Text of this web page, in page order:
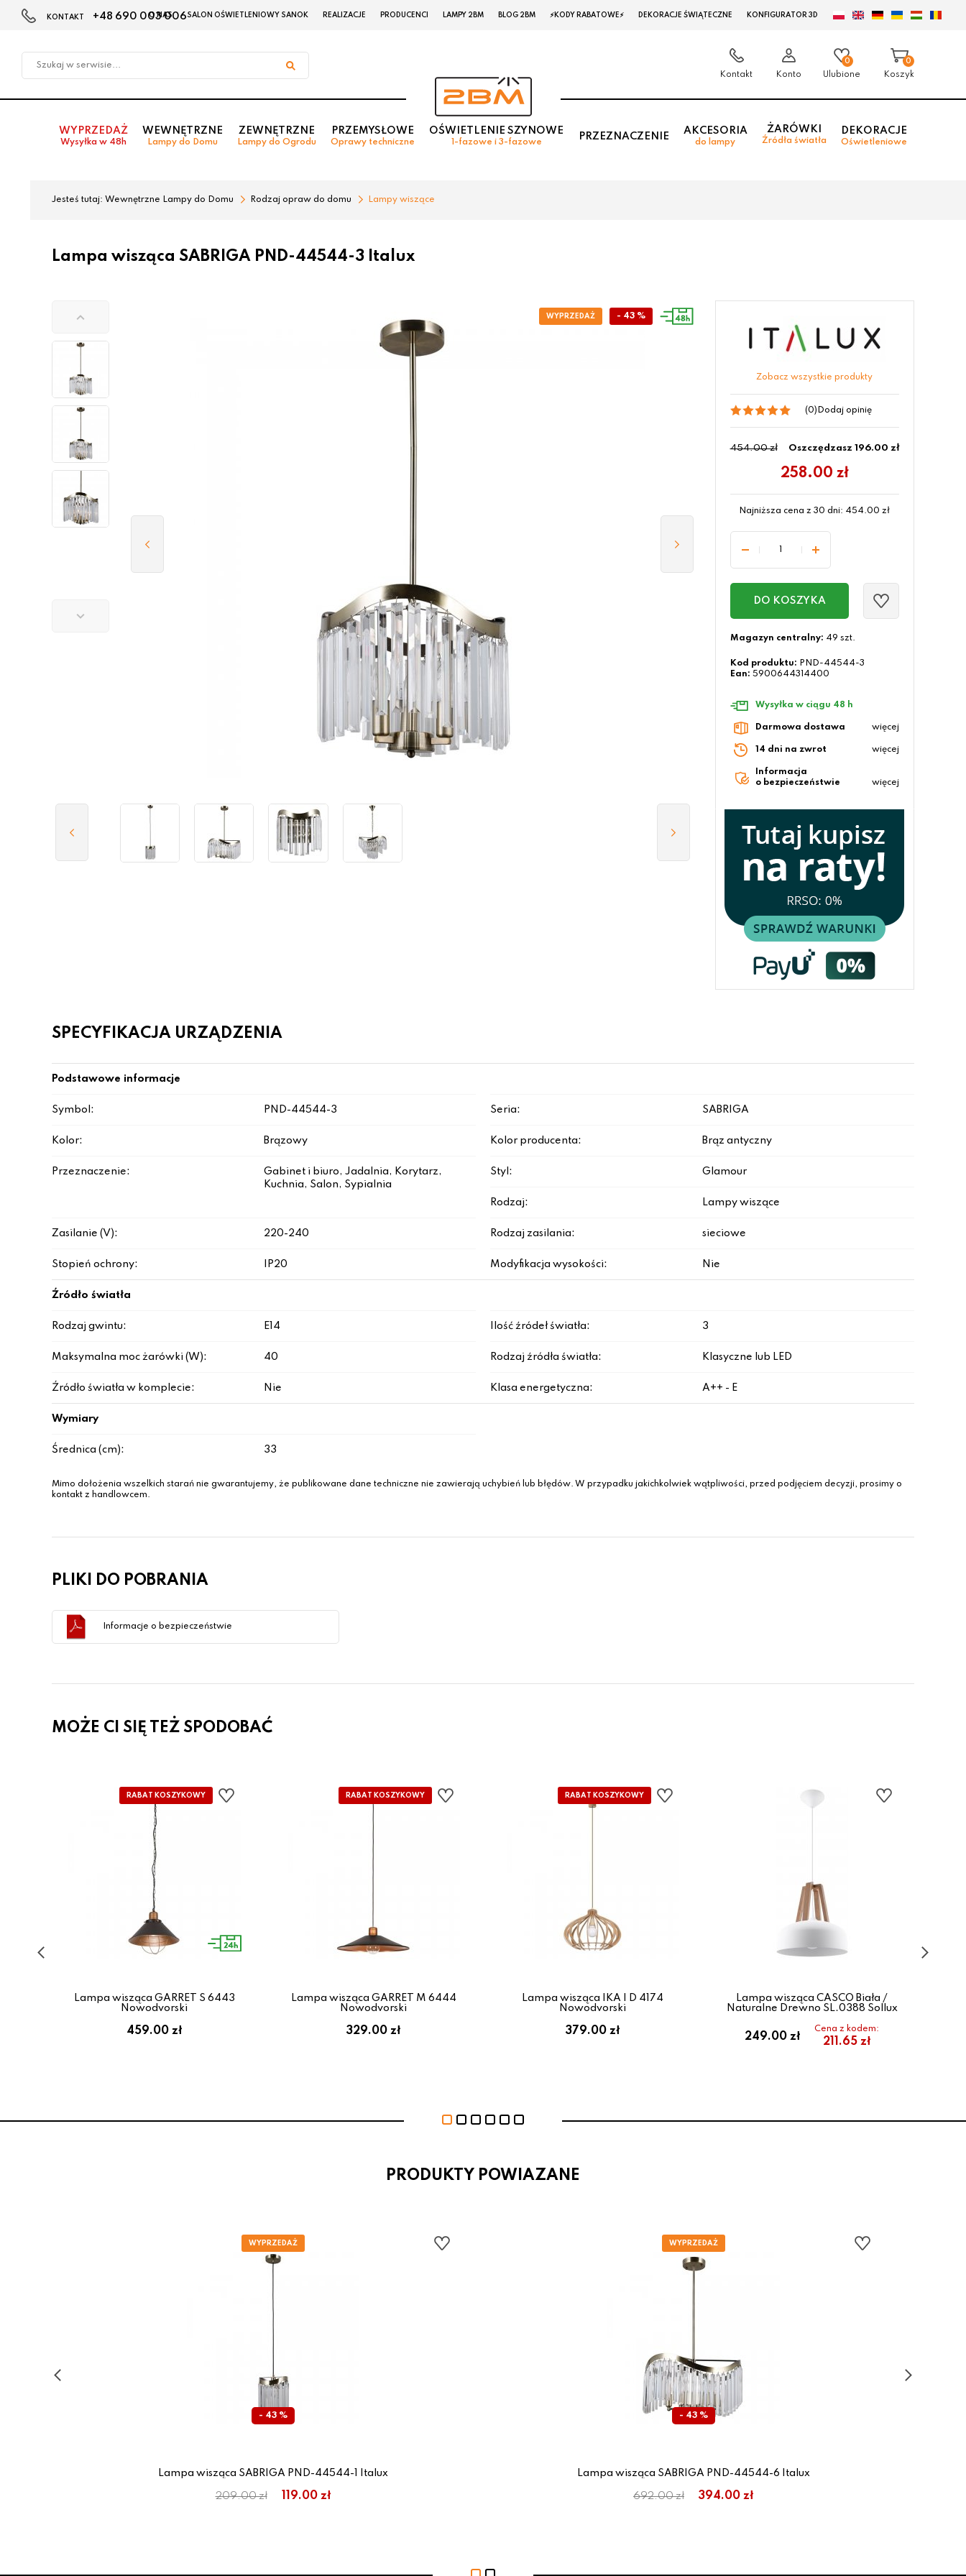
w
KONTAKT +48 690 003 006
O NAS SALON OŚWIETLENIOWY SANOK REALIZACJE PRODUCENCI LAMPY 2BM BLOG 2BM ⚡KODY RABATOWE⚡ DEKORACJE ŚWIĄTECZNE KONFIGURATOR 3D
Kontakt Konto
0
Ulubione
0
Koszyk
WYPRZEDAŻ
Wysyłka w 48h
WEWNĘTRZNE
Lampy do Domu
ZEWNĘTRZNE
Lampy do Ogrodu
PRZEMYSŁOWE
Oprawy techniczne
OŚWIETLENIE SZYNOWE
1-fazowe i 3-fazowe
PRZEZNACZENIE
AKCESORIA
do lampy
ŻARÓWKI
Źródła światła
DEKORACJE
Oświetleniowe
Jesteś tutaj: Wewnętrzne Lampy do Domu Rodzaj opraw do domu Lampy wiszące
Lampa wisząca SABRIGA PND-44544-3 Italux
- 43 %
Zobacz wszystkie produkty
(0) Dodaj opinię
454.00 zł Oszczędzasz 196.00 zł
258.00 zł
Najniższa cena z 30 dni: 454.00 zł
DO KOSZYKA
Magazyn centralny: 49 szt.
Kod produktu: PND-44544-3
Ean: 5900644314400
Wysyłka w ciągu 48 h
Darmowa dostawa więcej
14 dni na zwrot więcej
Informacja
o bezpieczeństwie
więcej
SPECYFIKACJA URZĄDZENIA
Podstawowe informacje
Symbol: PND-44544-3 Seria: SABRIGA
Kolor: Brązowy Kolor producenta: Brąz antyczny
Przeznaczenie:
Gabinet i biuro, Jadalnia, Korytarz,
Kuchnia, Salon, Sypialnia
Styl: Glamour
Rodzaj: Lampy wiszące
Zasilanie (V): 220-240 Rodzaj zasilania: sieciowe
Stopień ochrony: IP20 Modyfikacja wysokości: Nie
Źródło światła
Rodzaj gwintu: E14 Ilość źródeł światła: 3
Maksymalna moc żarówki (W): 40 Rodzaj źródła światła: Klasyczne lub LED
Źródło światła w komplecie: Nie Klasa energetyczna: A++ - E
Wymiary
Średnica (cm): 33
Mimo dołożenia wszelkich starań nie gwarantujemy, że publikowane dane techniczne nie zawierają uchybień lub błędów. W przypadku jakichkolwiek wątpliwości, przed podjęciem decyzji, prosimy o
kontakt z handlowcem.
PLIKI DO POBRANIA
Informacje o bezpieczeństwie
MOŻE CI SIĘ TEŻ SPODOBAĆ
Lampa wisząca GARRET S 6443
Nowodvorski
459.00 zł
Lampa wisząca GARRET M 6444
Nowodvorski
329.00 zł
Lampa wisząca IKA I D 4174
Nowodvorski
379.00 zł
Lampa wisząca CASCO Biała /
Naturalne Drewno SL.0388 Sollux
249.00 zł
Cena z kodem:
211.65 zł
PRODUKTY POWIAZANE
- 43 %
Lampa wisząca SABRIGA PND-44544-1 Italux
209.00 zł 119.00 zł
- 43 %
Lampa wisząca SABRIGA PND-44544-6 Italux
692.00 zł 394.00 zł